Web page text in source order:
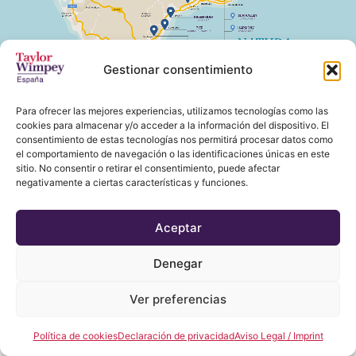
Gestionar consentimiento
Para ofrecer las mejores experiencias, utilizamos tecnologías como las
cookies para almacenar y/o acceder a la información del dispositivo. El
consentimiento de estas tecnologías nos permitirá procesar datos como
el comportamiento de navegación o las identificaciones únicas en este
sitio. No consentir o retirar el consentimiento, puede afectar
negativamente a ciertas características y funciones.
Aceptar
Denegar
Ver preferencias
Política de cookiesDeclaración de privacidadAviso Legal / Imprint